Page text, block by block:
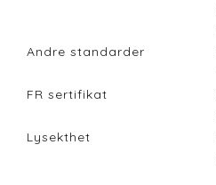
Andre standarder
FR sertifikat
Lysekthet